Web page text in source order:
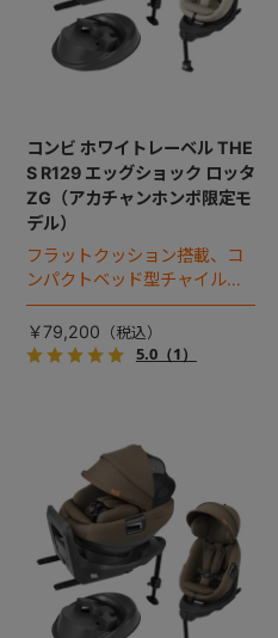
コンビ ホワイトレーベル THE
S R129 エッグショック ロッタ
ZG（アカチャンホンポ限定モ
デル）
フラットクッション搭載、コ
ンパクトベッド型チャイルド
シート（2025年モデル）。
￥79,200
5.0（1）